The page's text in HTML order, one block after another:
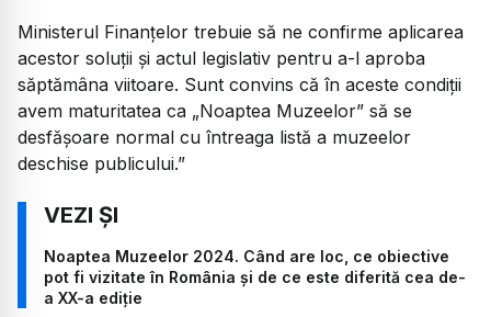
Ministerul Finanțelor trebuie să ne confirme aplicarea
acestor soluții și actul legislativ pentru a-l aproba
săptămâna viitoare. Sunt convins că în aceste condiții
avem maturitatea ca „Noaptea Muzeelor” să se
desfășoare normal cu întreaga listă a muzeelor
deschise publicului.”
Noaptea Muzeelor 2024. Când are loc, ce obiective
pot fi vizitate în România și de ce este diferită cea de-
a XX-a ediție